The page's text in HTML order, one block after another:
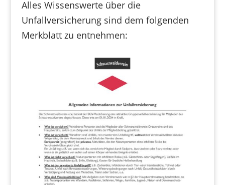
Alles Wissenswerte über die
Unfallversicherung sind dem folgenden
Merkblatt zu entnehmen: